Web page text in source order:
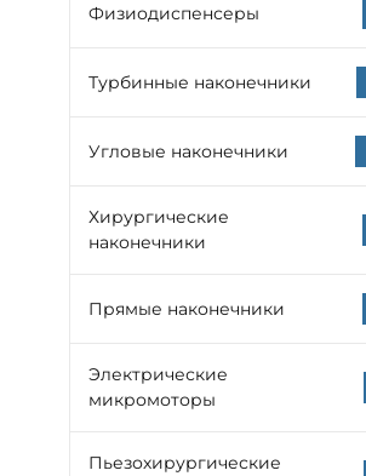
Физиодиспенсеры
Турбинные наконечники
Угловые наконечники
Хирургические
наконечники
Прямые наконечники
Электрические
микромоторы
Пьезохирургические